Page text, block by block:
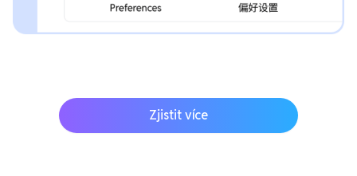
Zjistit více